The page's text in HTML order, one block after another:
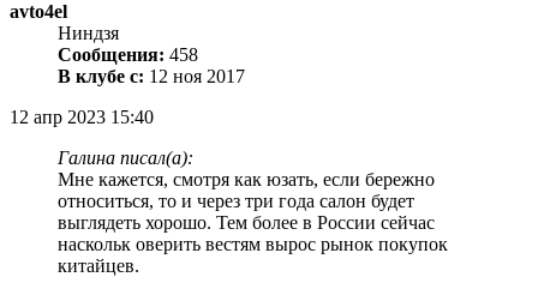
avto4el
Ниндзя
Сообщения: 458
В клубе с: 12 ноя 2017
12 апр 2023 15:40
Галина писал(а):
Мне кажется, смотря как юзать, если бережно
относиться, то и через три года салон будет
выглядеть хорошо. Тем более в России сейчас
наскольк оверить вестям вырос рынок покупок
китайцев.